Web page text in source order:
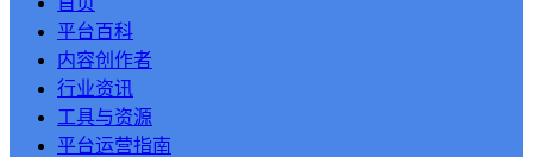
平台百科
内容创作者
行业资讯
工具与资源
平台运营指南